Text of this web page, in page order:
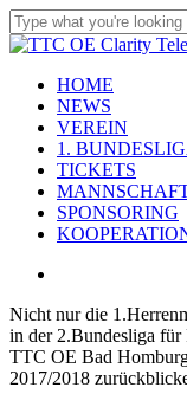
Skip
to
content
Close
Menu
HOME
NEWS
VEREIN
1.
TICKETS
SPONSORING
Nicht nur die
in der 2.Bundesliga für
TTC OE Bad
2017/2018